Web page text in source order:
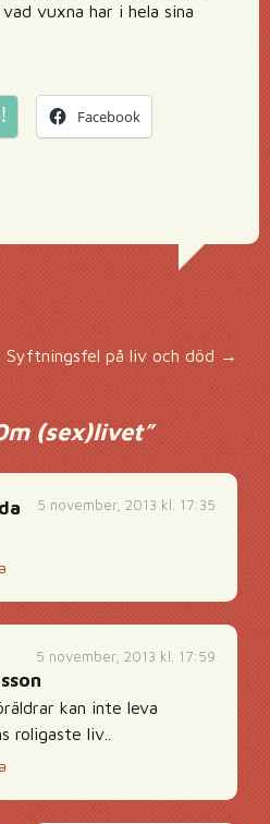
vuxna har i hela sina
Facebook
Syftningsfel på liv och död →
(sex)livet”
5 november, 2013 kl. 17:35
5 november, 2013 kl. 17:59
kan inte leva
roligaste liv..